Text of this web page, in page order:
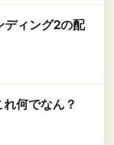
ディング2の配
何でなん？